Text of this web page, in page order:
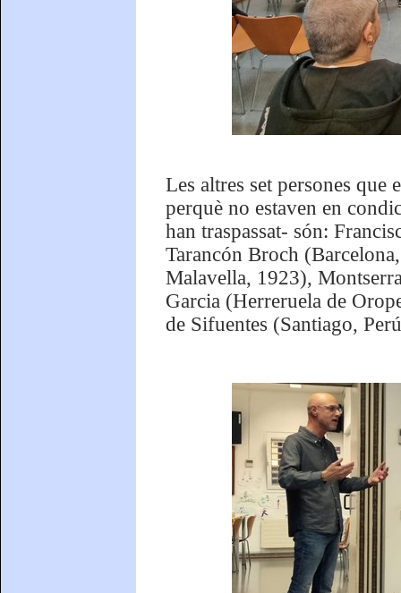
Les altres set persones que
perquè no estaven en
han traspassat- són:
Tarancón Broch
Malavella, 1923),
Garcia (Herreruela de
de Sifuentes (Santiago,